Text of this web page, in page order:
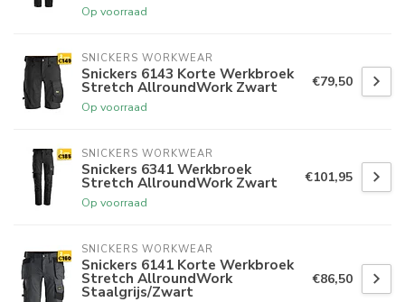
Op voorraad
SNICKERS WORKWEAR
Snickers 6143 Korte Werkbroek
Stretch AllroundWork Zwart
Op voorraad
€79,50
SNICKERS WORKWEAR
Snickers 6341 Werkbroek
Stretch AllroundWork Zwart
Op voorraad
€101,95
SNICKERS WORKWEAR
Snickers 6141 Korte Werkbroek
Stretch AllroundWork
Staalgrijs/Zwart
€86,50